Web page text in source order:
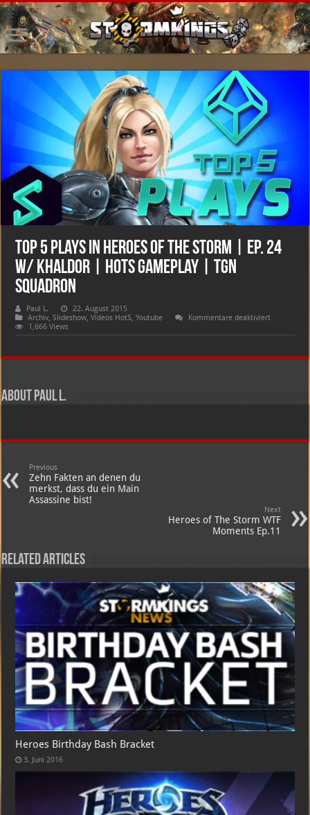
Top 5 Plays in Heroes of the Storm | Ep. 24
w/ Khaldor | HotS Gameplay | TGN
Squadron
Paul L.
22. August 2015
Archiv,Slideshow,Videos HotS,Youtube Kommentare deaktiviertfür
5
|
1,666 Views
About Paul L.
Previous
Zehn Fakten an denen du
merkst, dass du ein Main
Assassine bist!
Next
Heroes of The Storm WTF
Moments Ep.11
Related Articles
Heroes Birthday Bash Bracket
3. Juni 2016